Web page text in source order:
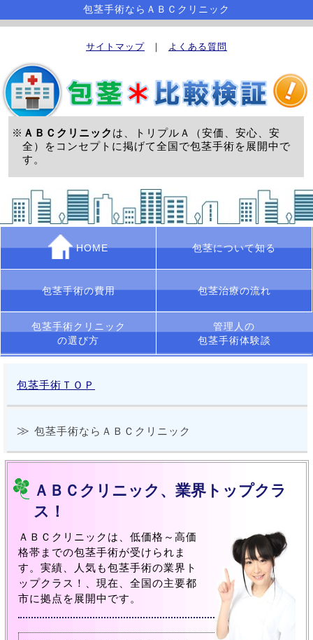
包茎手術ならＡＢＣクリニック
サイトマップ ｜ よくある質問
※ ＡＢＣクリニック は、トリプルＡ（安価、安心、安
全）をコンセプトに掲げて全国で包茎手術を展開中で
す。
HOME 包茎について知る
包茎手術の費用 包茎治療の流れ
包茎手術クリニック
の選び方
管理人の
包茎手術体験談
包茎手術ＴＯＰ
包茎手術ならＡＢＣクリニック
ＡＢＣクリニック、業界トップクラ
ス！
ＡＢＣクリニックは、低価格～高価
格帯までの包茎手術が受けられま
す。実績、人気も包茎手術の業界ト
ップクラス！、現在、全国の主要都
市に拠点を展開中です。